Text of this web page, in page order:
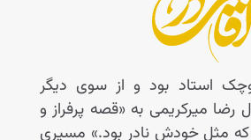
استاد بود و از سوی دیگر
رضا میرکریمی به «قصه پرفراز و
مثل خودش نادر بود.» مسیری